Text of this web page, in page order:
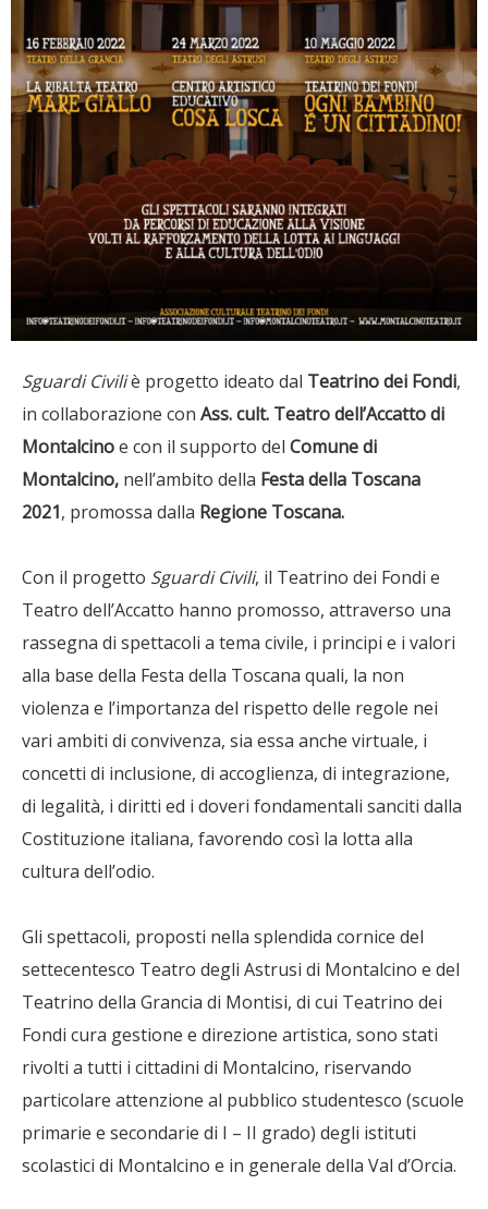
Sguardi Civiliè progetto ideato dal Teatrino dei Fondi,
in collaborazione con Ass. cult. Teatro dell’Accatto di
Montalcinoe con il supporto del Comune di
Montalcino, nell’ambito della Festa della Toscana
2021, promossa dalla Regione Toscana.
Con il progetto Sguardi Civili, il Teatrino dei Fondi e
Teatro dell’Accatto hanno promosso, attraverso una
rassegna di spettacoli a tema civile, i principi e i valori
alla base della Festa della Toscana quali, la non
violenza e l’importanza del rispetto delle regole nei
vari ambiti di convivenza, sia essa anche virtuale, i
concetti di inclusione, di accoglienza, di integrazione,
di legalità, i diritti ed i doveri fondamentali sanciti dalla
Costituzione italiana, favorendo così la lotta alla
cultura dell’odio.
Gli spettacoli, proposti nella splendida cornice del
settecentesco Teatro degli Astrusi di Montalcino e del
Teatrino della Grancia di Montisi, di cui Teatrino dei
Fondi cura gestione e direzione artistica, sono stati
rivolti a tutti i cittadini di Montalcino, riservando
particolare attenzione al pubblico studentesco (scuole
primarie e secondarie di I – II grado) degli istituti
scolastici di Montalcino e in generale della Val d’Orcia.